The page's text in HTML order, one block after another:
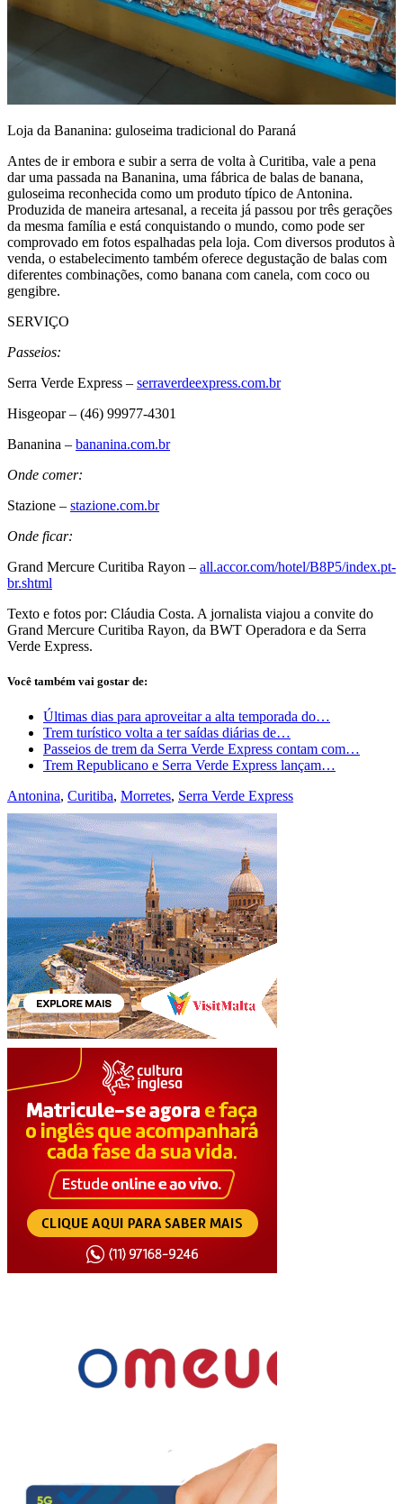
Loja da Bananina: guloseima tradicional do Paraná
Antes de ir embora e subir a serra de volta à Curitiba, vale a pena
dar uma passada na Bananina, uma fábrica de balas de banana,
guloseima reconhecida como um produto típico de Antonina.
Produzida de maneira artesanal, a receita já passou por três gerações
da mesma família e está conquistando o mundo, como pode ser
comprovado em fotos espalhadas pela loja. Com diversos produtos à
venda, o estabelecimento também oferece degustação de balas com
diferentes combinações, como banana com canela, com coco ou
gengibre.
SERVIÇO
Passeios:
Serra Verde Express – serraverdeexpress.com.br
Hisgeopar – (46) 99977-4301
Bananina – bananina.com.br
Onde comer:
Stazione – stazione.com.br
Onde ficar:
Grand Mercure Curitiba Rayon – all.accor.com/hotel/B8P5/index.pt-
br.shtml
Texto e fotos por: Cláudia Costa. A jornalista viajou a convite do
Grand Mercure Curitiba Rayon, da BWT Operadora e da Serra
Verde Express.
Você também vai gostar de:
Últimas dias para aproveitar a alta temporada do…
Trem turístico volta a ter saídas diárias de…
Passeios de trem da Serra Verde Express contam com…
Trem Republicano e Serra Verde Express lançam…
Antonina, Curitiba, Morretes, Serra Verde Express